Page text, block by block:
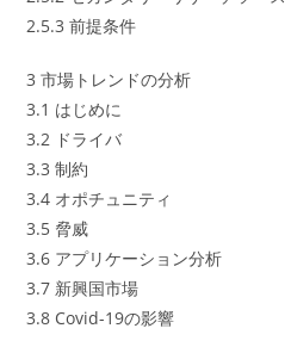
2.5.3 前提条件
3 市場トレンドの分析
3.1 はじめに
3.2 ドライバ
3.3 制約
3.4 オポチュニティ
3.5 脅威
3.6 アプリケーション分析
3.7 新興国市場
3.8 Covid-19の影響